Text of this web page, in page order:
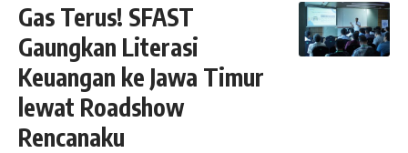
Gas Terus! SFAST
Gaungkan Literasi
Keuangan ke Jawa Timur
lewat Roadshow
Rencanaku